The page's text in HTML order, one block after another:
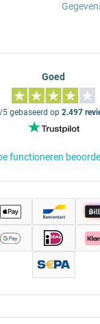
Goed
5 gebaseerd op 2.497
functioneren